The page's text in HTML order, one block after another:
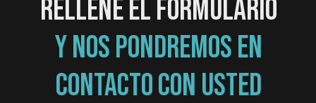
RELLENE EL FORMULARIO
Y NOS PONDREMOS EN
CONTACTO CON USTED